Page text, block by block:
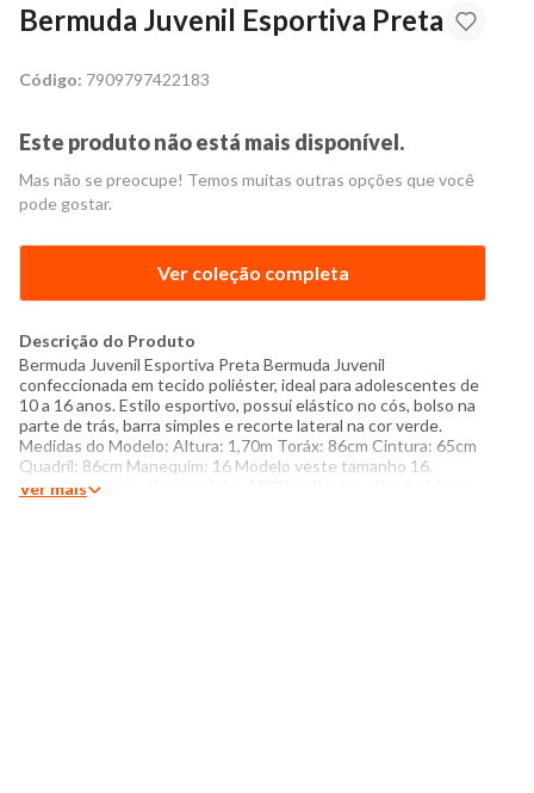
Bermuda Juvenil Esportiva Preta
Código: 7909797422183
Este produto não está mais disponível.
Mas não se preocupe! Temos muitas outras opções que você
pode gostar.
Ver coleção completa
Descrição do Produto
Bermuda Juvenil Esportiva Preta Bermuda Juvenil
confeccionada em tecido poliéster, ideal para adolescentes de
10 a 16 anos. Estilo esportivo, possui elástico no cós, bolso na
parte de trás, barra simples e recorte lateral na cor verde.
Medidas do Modelo: Altura: 1,70m Toráx: 86cm Cintura: 65cm
Quadril: 86cm Manequim: 16 Modelo veste tamanho 16.
Especificações: - Composição: 100% poliéster - Produzido no
Ver mais